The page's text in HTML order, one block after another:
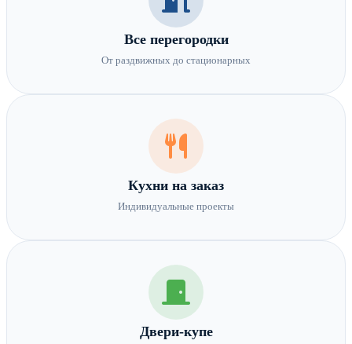
Все перегородки
От раздвижных до стационарных
Кухни на заказ
Индивидуальные проекты
Двери-купе